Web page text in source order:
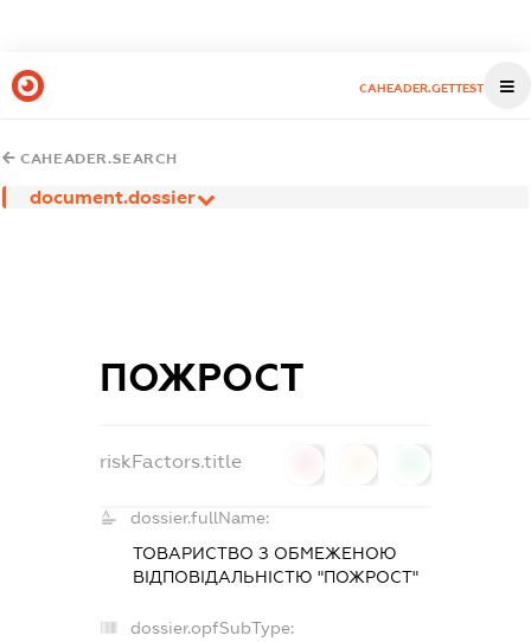
CAHEADER.GETTEST
CAHEADER.SEARCH
document.dossier
ПОЖРОСТ
riskFactors.title
dossier.fullName:
ТОВАРИСТВО З ОБМЕЖЕНОЮ
ВІДПОВІДАЛЬНІСТЮ "ПОЖРОСТ"
dossier.opfSubType: